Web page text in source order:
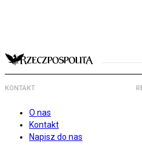
KONTAKT
O nas
Kontakt
Napisz do nas